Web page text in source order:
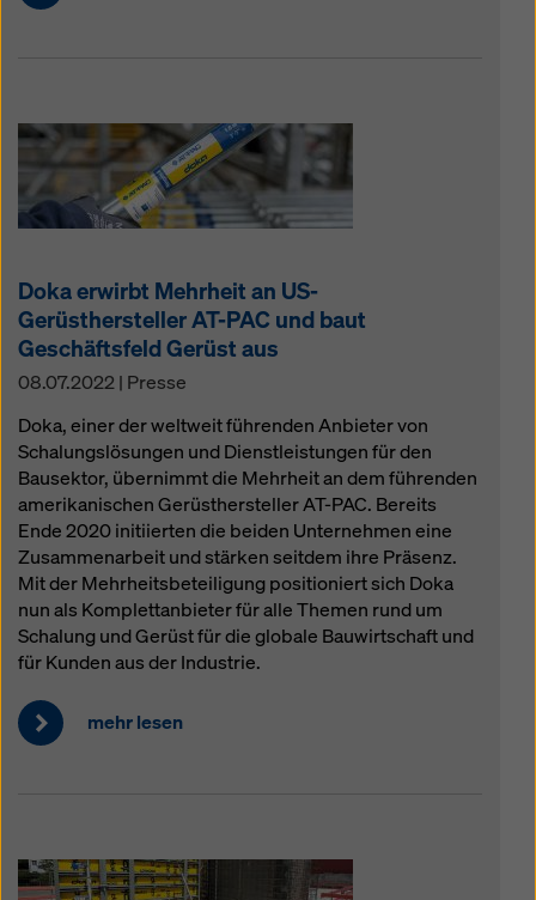
Doka erwirbt Mehrheit an US-
Gerüsthersteller AT-PAC und baut
Geschäftsfeld Gerüst aus
08.07.2022 | Presse
Doka, einer der weltweit führenden Anbieter von
Schalungslösungen und Dienstleistungen für den
Bausektor, übernimmt die Mehrheit an dem führenden
amerikanischen Gerüsthersteller AT-PAC. Bereits
Ende 2020 initiierten die beiden Unternehmen eine
Zusammenarbeit und stärken seitdem ihre Präsenz.
Mit der Mehrheitsbeteiligung positioniert sich Doka
nun als Komplettanbieter für alle Themen rund um
Schalung und Gerüst für die globale Bauwirtschaft und
für Kunden aus der Industrie.
mehr lesen